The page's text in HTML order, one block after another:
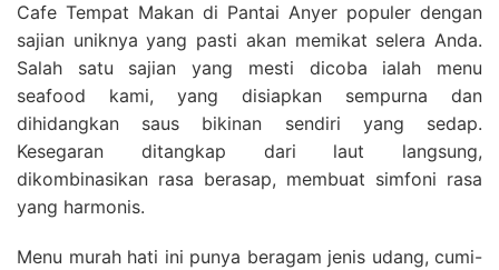
Cafe Tempat Makan di Pantai Anyer populer dengan
sajian uniknya yang pasti akan memikat selera Anda.
Salah satu sajian yang mesti dicoba ialah menu
seafood kami, yang disiapkan sempurna dan
dihidangkan saus bikinan sendiri yang sedap.
Kesegaran ditangkap dari laut langsung,
dikombinasikan rasa berasap, membuat simfoni rasa
yang harmonis.
Menu murah hati ini punya beragam jenis udang, cumi-